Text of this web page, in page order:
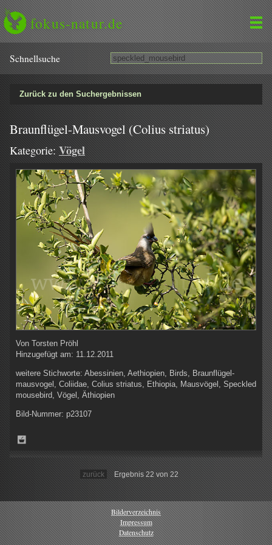
fokus-natur.de
Schnell­suche
Zurück zu den Suchergebnissen
Braunflügel-Mausvogel (Colius striatus)
Kategorie: Vögel
Von Torsten Pröhl
Hinzugefügt am: 11.12.2011
weitere Stichworte: Abessinien, Aethiopien, Birds, Braunflügel-
mausvogel, Coliidae, Colius striatus, Ethiopia, Mausvögel, Speckled
mousebird, Vögel, Äthiopien
Bild-Nummer: p23107
zurück Ergebnis 22 von 22
Bilderverzeichnis
Impressum
Datenschutz